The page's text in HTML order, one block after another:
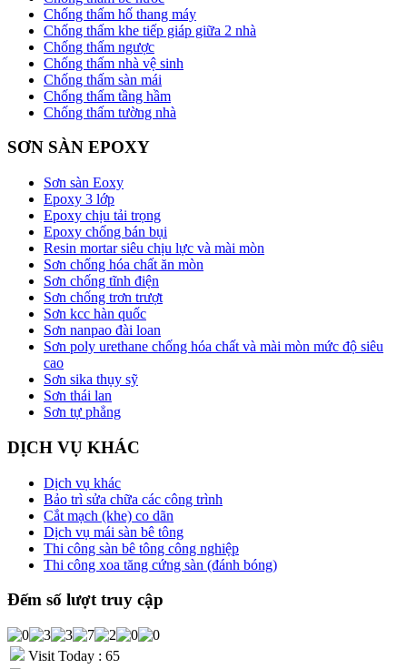
Chống thấm hố thang máy
Chống thấm khe tiếp giáp giữa 2 nhà
Chống thấm ngược
Chống thấm nhà vệ sinh
Chống thấm sàn mái
Chống thấm tầng hầm
Chống thấm tường nhà
SƠN SÀN EPOXY
Sơn sàn Eoxy
Epoxy 3 lớp
Epoxy chịu tải trọng
Epoxy chống bán bụi
Resin mortar siêu chịu lực và mài mòn
Sơn chống hóa chất ăn mòn
Sơn chống tĩnh điện
Sơn chống trơn trượt
Sơn kcc hàn quốc
Sơn nanpao đài loan
Sơn poly urethane chống hóa chất và mài mòn mức độ siêu
cao
Sơn sika thụy sỹ
Sơn thái lan
Sơn tự phẳng
DỊCH VỤ KHÁC
Dịch vụ khác
Bảo trì sửa chữa các công trình
Cắt mạch (khe) co dãn
Dịch vụ mái sàn bê tông
Thi công sàn bê tông công nghiệp
Thi công xoa tăng cứng sàn (đánh bóng)
Đếm số lượt truy cập
Visit Today : 65